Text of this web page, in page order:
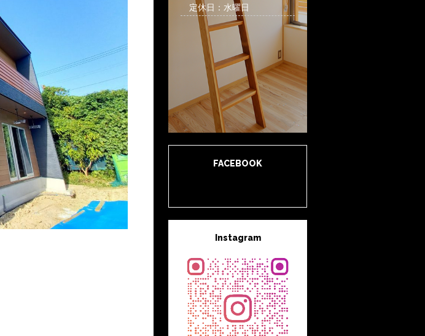
定休日：水曜日
FACEBOOK
Instagram